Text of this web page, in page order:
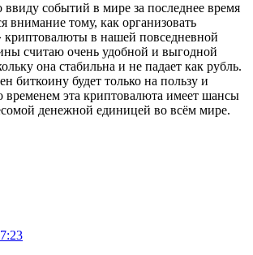
событий в мире за последнее время
внимание тому, как организовать
криптовалюты в нашей повседневной
считаю очень удобной и выгодной
она стабильна и не падает как рубль.
биткоину будет только на пользу и
временем эта криптовалюта имеет шансы
денежной единицей во всём мире.